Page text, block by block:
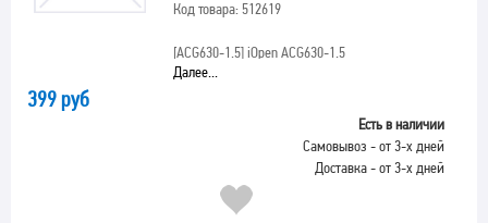
Код товара: 512619
[ACG630-1.5]iOpen ACG630-1.5
Далее...
399 руб
Есть в наличии
Самовывоз - от 3-х дней
Доставка - от 3-х дней